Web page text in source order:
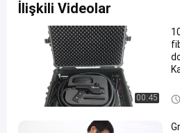
İlişkili Videolar
00:45